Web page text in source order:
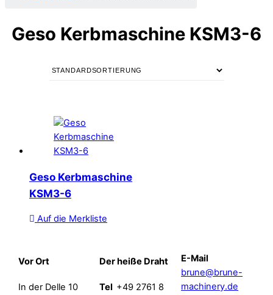
Geso Kerbmaschine KSM3-6
Geso Kerbmaschine
KSM3-6
Auf die Merkliste
Vor Ort
In der Delle 10
Der heiße Draht
Tel +49 2761 8
E-Mail
brune@brune-
machinery.de